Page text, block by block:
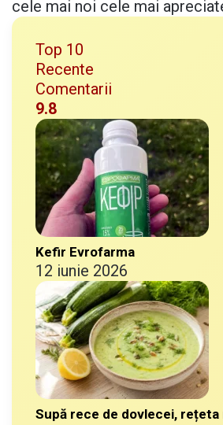
u
e
f
ă
c
u
t
cele mai noi cele mai
Top 10
Recente
Comentarii
9.8
Kefir Evrofarma
12 iunie 2026
Supă rece de dovlecei,